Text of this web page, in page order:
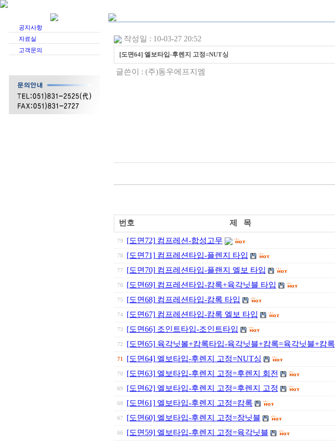
공지사항
자료실
고객문의
작성일 : 10-03-27 20:52
[도면64] 엘보타입-후렌지 고정=NUT싱
글쓴이 : (주)동우에프지엠
번호 제 목
79 [도면72] 컴프레션-합성고무
78 [도면71] 컴프레션타입-플렌지 타입
77 [도면70] 컴프레션타입-플랜지 엘보 타입
76 [도면69] 컴프레션타입-캄록+육각닛블 타입
75 [도면68] 컴프레션타입-캄록 타입
74 [도면67] 컴프레션타입-캄록 엘보 타입
73 [도면66] 조인트타입-조인트타입
72 [도면65] 육각닛볼+캄록타입-육각닛블+캄록=육각닛블+캄록
71 [도면64] 엘보타입-후렌지 고정=NUT싱
70 [도면63] 엘보타입-후렌지 고정=후렌지 회전
69 [도면62] 엘보타입-후렌지 고정=후렌지 고정
68 [도면61] 엘보타입-후렌지 고정=캄록
67 [도면60] 엘보타입-후렌지 고정=장닛블
66 [도면59] 엘보타입-후렌지 고정=육각닛블